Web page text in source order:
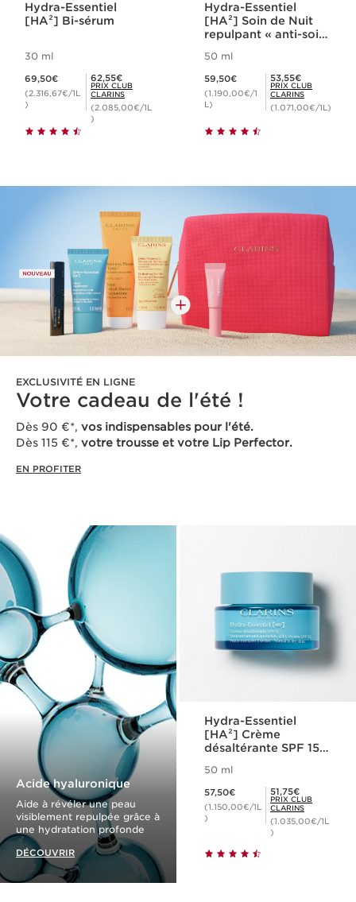
Hydra-Essentiel
[HA²] Bi-sérum
30 ml
69,50€
(2.316,67€/1L
)
Prix Club Clarins 62,55€
62,55€
PRIX CLUB
CLARINS
(2.085,00€/1L
)
Hydra-Essentiel
[HA²] Soin de Nuit
repulpant « anti-soif
50 ml
59,50€
(1.190,00€/1
L)
Prix Club Clarins 53,55€
53,55€
PRIX CLUB
CLARINS
(1.071,00€/1L)
EXCLUSIVITÉ EN LIGNE
Votre cadeau de l'été !
Dès 90 €*, vos indispensables pour l'été.
Dès 115 €*, votre trousse et votre Lip Perfector.
EN PROFITER
Acide hyaluronique
Aide à révéler une peau
visiblement repulpée grâce à
une hydratation profonde
DÉCOUVRIR
Hydra-Essentiel
[HA²] Crème
désaltérante SPF 15 -
sèches
50 ml
57,50€
(1.150,00€/1L
)
Prix Club Clarins 51,75€
51,75€
PRIX CLUB
CLARINS
(1.035,00€/1L
)